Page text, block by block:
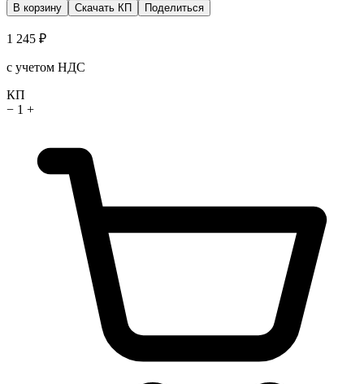
В корзину
Скачать КП Поделиться
1 245 ₽
с учетом НДС
КП
− 1 +